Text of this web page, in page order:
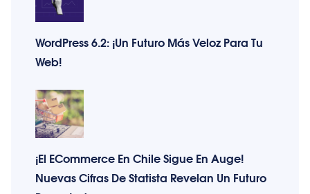
WordPress 6.2: ¡Un Futuro Más Veloz Para Tu
Web!
¡El ECommerce En Chile Sigue En Auge!
Nuevas Cifras De Statista Revelan Un Futuro